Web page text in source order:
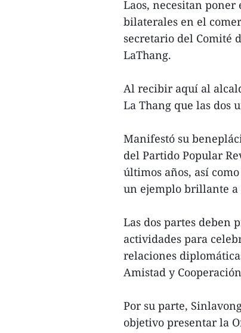
Laos, necesitan
bilaterales en el
secretario del Comité
LaThang.
Al recibir aquí al
La Thang que las dos
Manifestó su
del Partido Popular
últimos años, así
un ejemplo brillante a
Las dos partes deben
actividades para
relaciones
Amistad y
Por su parte,
objetivo presentar la